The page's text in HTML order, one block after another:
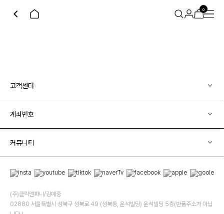
0
고객센터
계좌번호
커뮤니티
(주)클릭앤퍼니/김예중
02880 서울특별시 성북구 성북로 49 (성북동, 운석빌딩) 운석빌딩 5층(반품주소가 아닙